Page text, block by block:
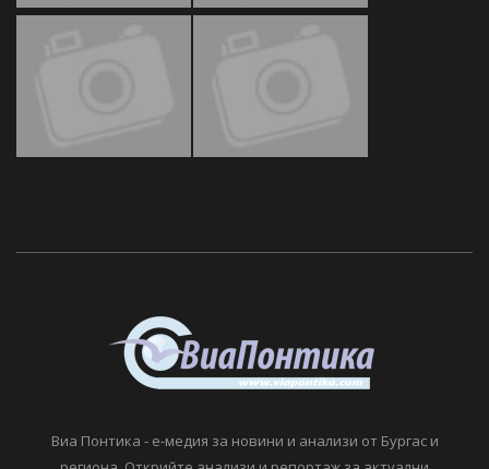
Виа Понтика - е-медия за новини и анализи от Бургас и